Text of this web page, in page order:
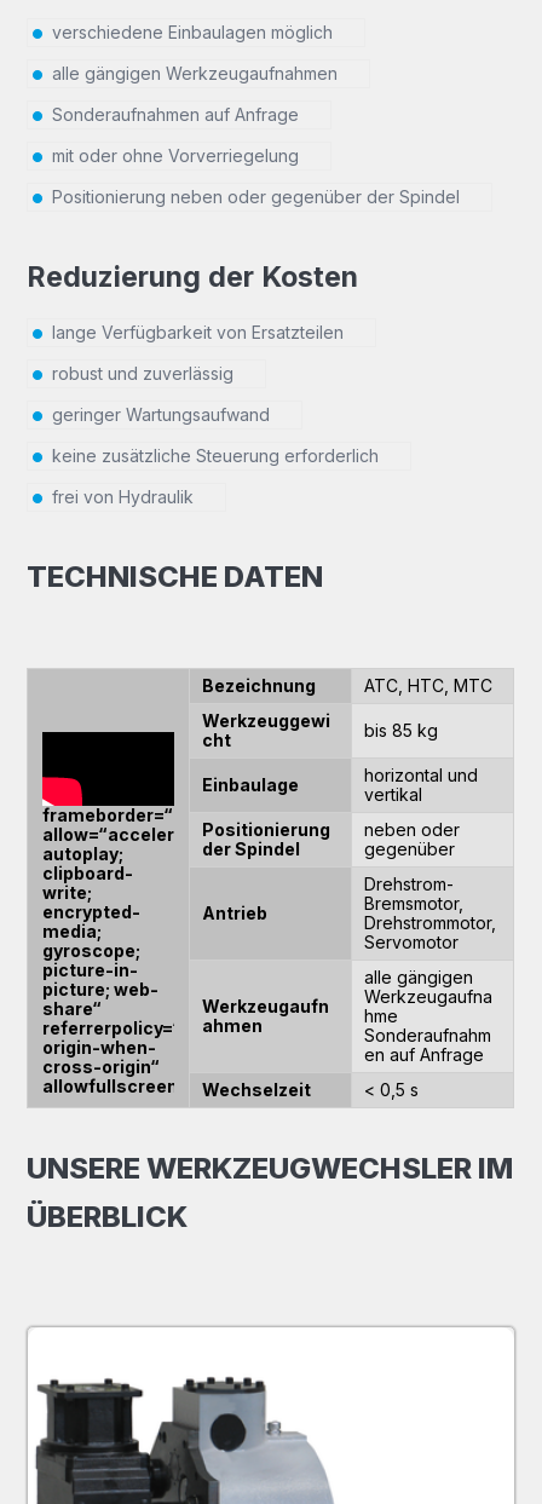
verschiedene Einbaulagen möglich
alle gängigen Werkzeugaufnahmen
Sonderaufnahmen auf Anfrage
mit oder ohne Vorverriegelung
Positionierung neben oder gegenüber der Spindel
Reduzierung der Kosten
lange Verfügbarkeit von Ersatzteilen
robust und zuverlässig
geringer Wartungsaufwand
keine zusätzliche Steuerung erforderlich
frei von Hydraulik
TECHNISCHE DATEN
frameborder=“0″
allow=“accelerometer;
autoplay;
clipboard-
write;
encrypted-
media;
gyroscope;
picture-in-
picture; web-
share“
referrerpolicy=“strict-
origin-when-
cross-origin“
allowfullscreen>YouTube
video player“
autoplay;
clipboard-
write;
encrypted-
cross-origin“
allowfullscreen>title=“YouTube
video player“
frameborder=“0″
allow=“accelerometer;
autoplay;
clipboard-
Bezeichnung
ATC, HTC, MTC
Werkzeuggewi
cht
bis 85 kg
Einbaulage
horizontal und
vertikal
Positionierung
der Spindel
neben oder
gegenüber
Antrieb
Drehstrom-
Bremsmotor,
Drehstrommotor,
Servomotor
Werkzeugaufn
ahmen
alle gängigen
Werkzeugaufna
hme
Sonderaufnahm
en auf Anfrage
Wechselzeit
< 0,5 s
UNSERE WERKZEUGWECHSLER IM
ÜBERBLICK